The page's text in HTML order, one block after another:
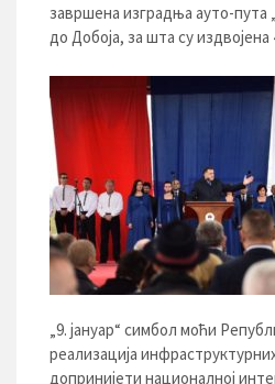
завршена изградња ауто-пута
до Добоја, за шта су
„9. јануар“ симбол моћи
реализација
допринијети националној